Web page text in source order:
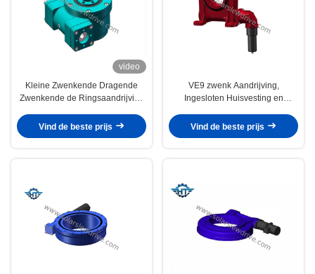
video
Kleine Zwenkende Dragende
Zwenkende de Ringsaandrijving
Tandoppervlakte voor
Zonnedrijvers
Vind de beste prijs
VE9 zwenk Aandrijving,
Ingesloten Huisvesting en
Aaneenschakelings Enig Zonne
Volgend Systeem
Vind de beste prijs